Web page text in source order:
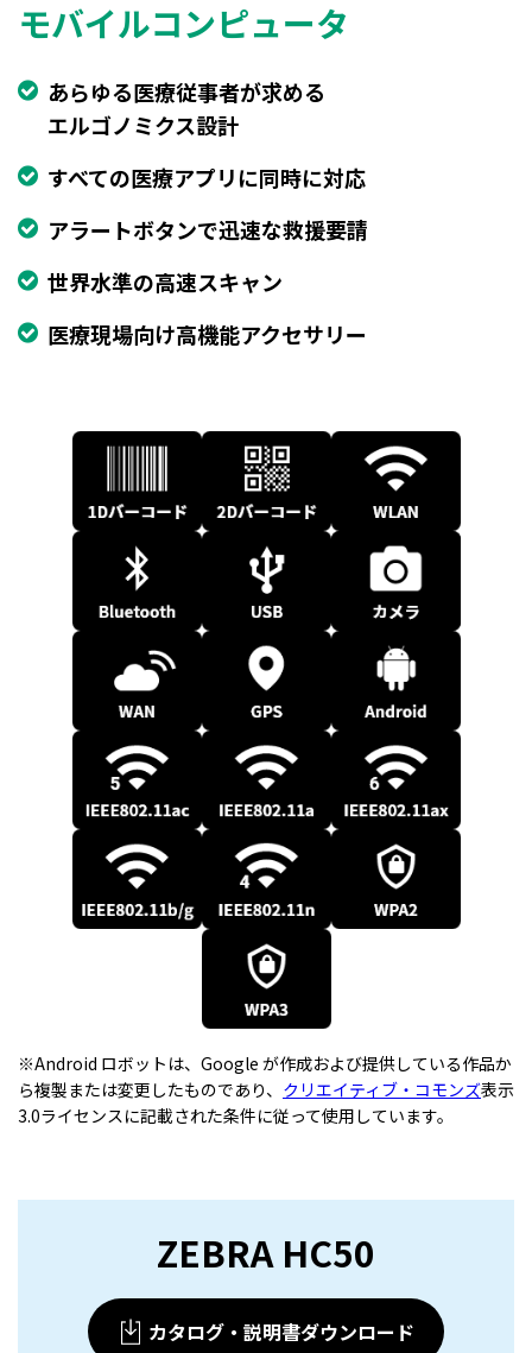
モバイルコンピュータ
あらゆる医療従事者が求める
エルゴノミクス設計
すべての医療アプリに同時に対応
アラートボタンで迅速な救援要請
世界水準の高速スキャン
医療現場向け高機能アクセサリー
※Android ロボットは、Google が作成および提供している作品か
ら複製または変更したものであり、 クリエイティブ・コモンズ表示
3.0ライセンスに記載された条件に従って使用しています。
ZEBRA HC50
カタログ・説明書ダウンロード